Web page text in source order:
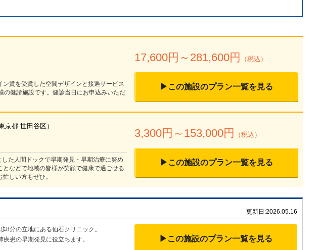
賞を受賞した空間デザインと接遇サービス
健診施設です。健診当日にお申込みいただ
17,600円～ 281,600円 （税込）
▶この施設のプラン一覧を見る
京都 世田谷区）
た人間ドックで早期発見・早期治療に努め
などで地域の皆様が笑顔で健康で過ごせる
しい方もぜひ。
3,300円～ 153,000円 （税込）
▶この施設のプラン一覧を見る
更新日:2026.05.16
8分の立地にある仙石クリニック。
患の早期発見に役立ちます。
▶この施設のプラン一覧を見る